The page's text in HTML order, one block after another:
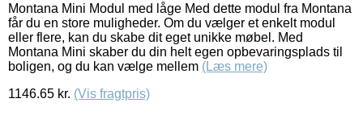
Montana Mini Modul med låge Med dette modul fra Montana
får du en store muligheder. Om du vælger et enkelt modul
eller flere, kan du skabe dit eget unikke møbel. Med
Montana Mini skaber du din helt egen opbevaringsplads til
boligen, og du kan vælge mellem (Læs mere)
1146.65 kr. (Vis fragtpris)